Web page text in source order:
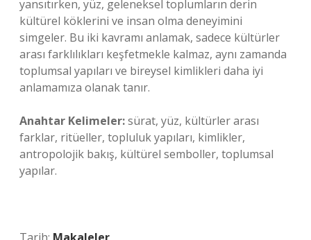
yansıtırken, yüz, geleneksel toplumların derin
kültürel köklerini ve insan olma deneyimini
simgeler. Bu iki kavramı anlamak, sadece kültürler
arası farklılıkları keşfetmekle kalmaz, aynı zamanda
toplumsal yapıları ve bireysel kimlikleri daha iyi
anlamamıza olanak tanır.
Anahtar Kelimeler:sürat, yüz, kültürler arası
farklar, ritüeller, topluluk yapıları, kimlikler,
antropolojik bakış, kültürel semboller, toplumsal
yapılar.